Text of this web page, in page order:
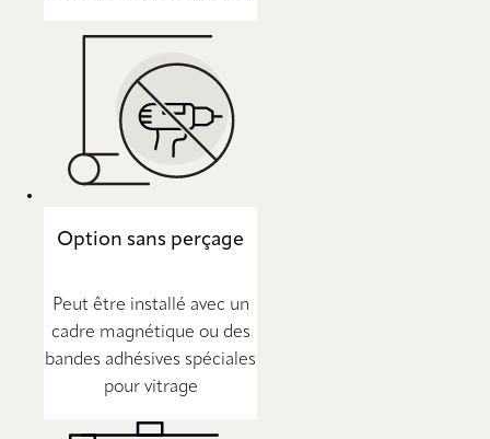
Option sans perçage
Peut être installé avec un
cadre magnétique ou des
bandes adhésives spéciales
pour vitrage